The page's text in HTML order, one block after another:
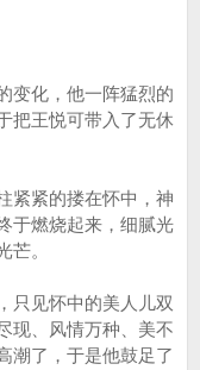
化，他一阵猛烈的
把王悦可带入了无休
紧的搂在怀中，神
于燃烧起来，细腻光
芒。
见怀中的美人儿双
现、风情万种、美不
潮了，于是他鼓足了